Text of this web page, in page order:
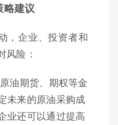
略建议
，企业、投资者和
风险：
油期货、期权等金
未来的原油采购成
业还可以通过提高